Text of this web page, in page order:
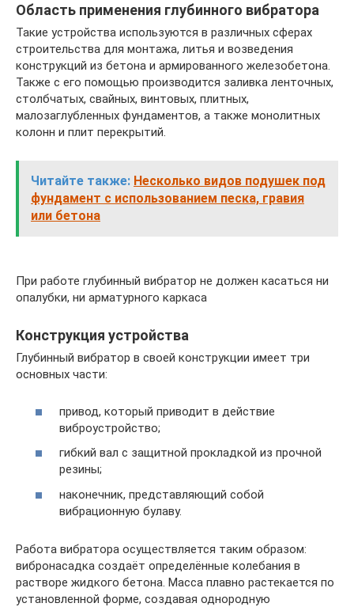
Область применения глубинного вибратора
Такие устройства используются в различных сферах
строительства для монтажа, литья и возведения
конструкций из бетона и армированного железобетона.
Также с его помощью производится заливка ленточных,
столбчатых, свайных, винтовых, плитных,
малозаглубленных фундаментов, а также монолитных
колонн и плит перекрытий.
Читайте также: Несколько видов подушек под
фундамент с использованием песка, гравия
или бетона
При работе глубинный вибратор не должен касаться ни
опалубки, ни арматурного каркаса
Конструкция устройства
Глубинный вибратор в своей конструкции имеет три
основных части:
привод, который приводит в действие
виброустройство;
гибкий вал с защитной прокладкой из прочной
резины;
наконечник, представляющий собой
вибрационную булаву.
Работа вибратора осуществляется таким образом:
вибронасадка создаёт определённые колебания в
растворе жидкого бетона. Масса плавно растекается по
установленной форме, создавая однородную